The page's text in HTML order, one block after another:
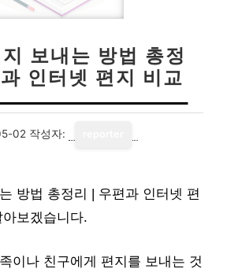
보내는 방법 총정
인터넷 편지 비교
02 작성자:
방법 총정리 | 우편과 인터넷 편
보겠습니다.
이나 친구에게 편지를 보내는 것